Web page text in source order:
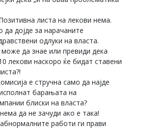
листа на лекови нема.
да дојде за нарачаните
одлуки на власта.
да знае или превиди дека
лекови наскоро ќе бидат ставени
е стручна само да најде
барањата на
блиски на власта?
да не зачуди ако е така!
работи ги прави